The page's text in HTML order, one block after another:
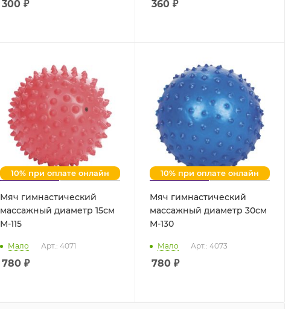
300₽ 360₽
10% при оплате онлайн
Мяч гимнастический
массажный диаметр 15см
М-115
Мало Арт.: 4071
780₽
10% при оплате онлайн
Мяч гимнастический
массажный диаметр 30см
М-130
Мало Арт.: 4073
780₽